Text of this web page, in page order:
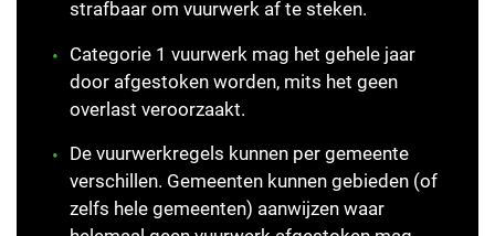
strafbaar om vuurwerk af te steken.
Categorie 1 vuurwerk mag het gehele jaar
door afgestoken worden, mits het geen
overlast veroorzaakt.
De vuurwerkregels kunnen per gemeente
verschillen. Gemeenten kunnen gebieden (of
zelfs hele gemeenten) aanwijzen waar